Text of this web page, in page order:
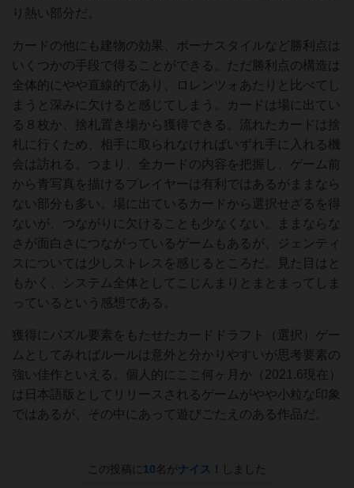
り熱い部分だ。
カードの他にも建物の効果、ボーナスタイルなど勝利点は
いくつかの手段で得ることができる。ただ勝利点の構造は
全体的にやや直線的であり、ロレンツォあたりと比べてし
まうと深みに欠けると感じてしまう。カードは場に出てい
る８枚か、捨札置き場から獲得できる。流れたカードは捨
札に行くため、相手に取られなければいずれ手に入れる機
会は訪れる。つまり、全カードの内容を把握し、ゲーム前
から青写真を描けるプレイヤーは有利ではあるがままなら
ない部分も多い。場に出ているカードから選択せざるを得
ないが、つながりに欠けることも少なくない。ままならな
さが面白さにつながっているゲームもあるが、ジェンティ
スについては少しストレスを感じるところだ。見た目はと
もかく、システム全体としてこじんまりとまとまってしま
っているという感想である。
獲得にパズル要素をもたせたカードドラフト（選択）ゲー
ムとしてみればルールは意外と分かりやすいが思考要素の
強い佳作といえる。個人的にここ何ヶ月か（2021.6現在）
は日本語版としてリリースされるゲームがやや小粒な印象
ではあるが、その中にあって遊びごたえのある作品だ。
この投稿に 10名がナイス！ しました